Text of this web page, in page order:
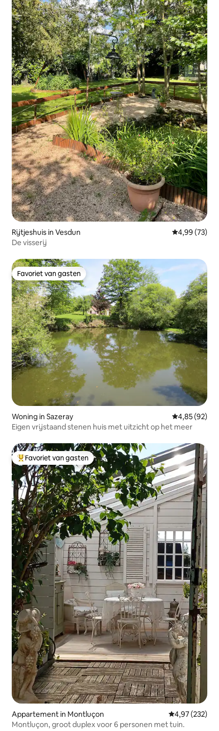
Rijtjeshuis in Vesdun Gemiddelde
4,99 (73)
De visserij
Favoriet van gasten
Favoriet van gasten
Woning in Sazeray Gemiddelde
4,85 (92)
Eigen vrijstaand stenen huis met uitzicht op het meer
Topfavoriet van gasten
Favoriet van gasten
Appartement in Montluçon Gemiddelde
4,97 (232)
Montluçon, groot duplex voor 6 personen met tuin.